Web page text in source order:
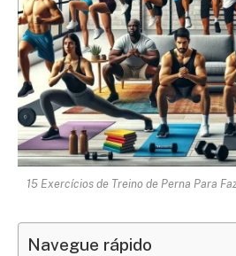
15 Exercícios de Treino de Perna Para
Navegue rápido